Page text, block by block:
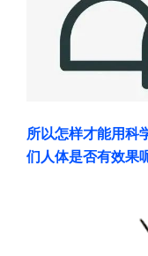
所以怎样才能用科
们人体是否有效果